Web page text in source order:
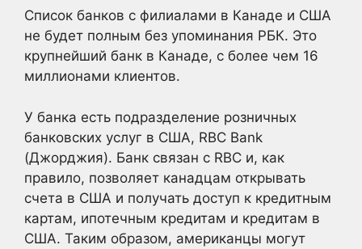
Список банков с филиалами в Канаде и США
не будет полным без упоминания РБК. Это
крупнейший банк в Канаде, с более чем 16
миллионами клиентов.
У банка есть подразделение розничных
банковских услуг в США, RBC Bank
(Джорджия). Банк связан с RBC и, как
правило, позволяет канадцам открывать
счета в США и получать доступ к кредитным
картам, ипотечным кредитам и кредитам в
США. Таким образом, американцы могут